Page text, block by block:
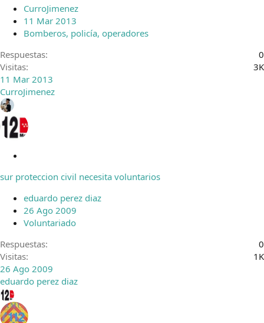
CurroJimenez
11 Mar 2013
Bomberos, policía, operadores
Respuestas
0
Visitas
3K
11 Mar 2013
CurroJimenez
r
a
d
o
sur proteccion civil necesita voluntarios
eduardo perez diaz
26 Ago 2009
Voluntariado
Respuestas
0
Visitas
1K
26 Ago 2009
eduardo perez diaz